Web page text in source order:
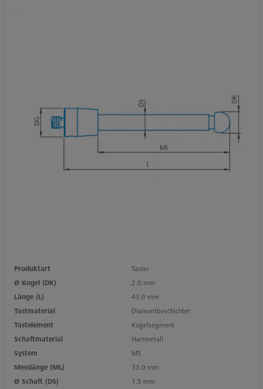
Produktart
Taster
Ø Kugel (DK)
2.0 mm
Länge (L)
43.0 mm
Tastmaterial
Diamantbeschichtet
Tastelement
Kugelsegment
Schaftmaterial
Hartmetall
System
M5
Messlänge (ML)
33.0 mm
Ø Schaft (DS)
1.5 mm